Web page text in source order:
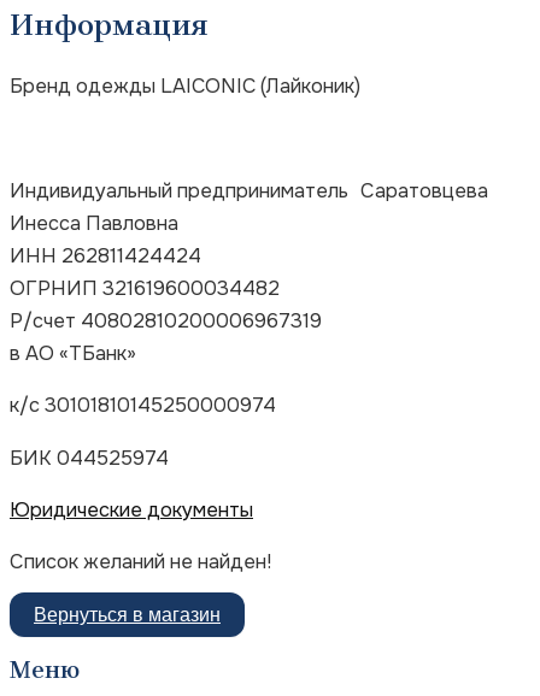
Информация
Бренд одежды LAICONIC (Лайконик)
Индивидуальный предприниматель Саратовцева
Инесса Павловна
ИНН 262811424424
ОГРНИП 321619600034482
Р/счет 40802810200006967319
в АО «ТБанк»
к/с30101810145250000974
БИК 044525974
Юридические документы
Список желаний не найден!
Вернуться в магазин
Меню